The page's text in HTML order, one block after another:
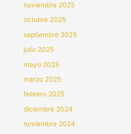
noviembre 2025
octubre 2025
septiembre 2025
julio 2025
mayo 2025
marzo 2025
febrero 2025
diciembre 2024
noviembre 2024